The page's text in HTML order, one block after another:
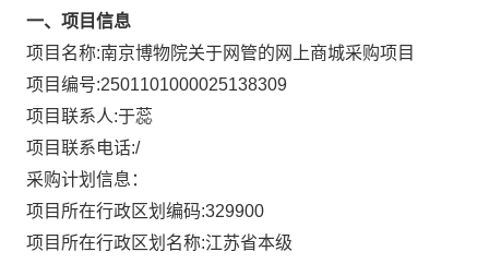
一、项目信息
项目名称:南京博物院关于网管的网上商城采购项目
项目编号:2501101000025138309
项目联系人:于蕊
项目联系电话:/
采购计划信息：
项目所在行政区划编码:329900
项目所在行政区划名称:江苏省本级